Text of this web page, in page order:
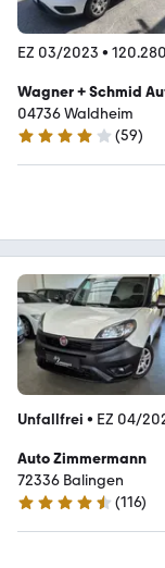
EZ 03/2023 •
Wagner + Schmid
04736 Waldheim
4.1 Sterne
(59)
Unfallfrei • EZ 04/
Auto Zimmermann
72336 Balingen
4.7 Sterne
(116)